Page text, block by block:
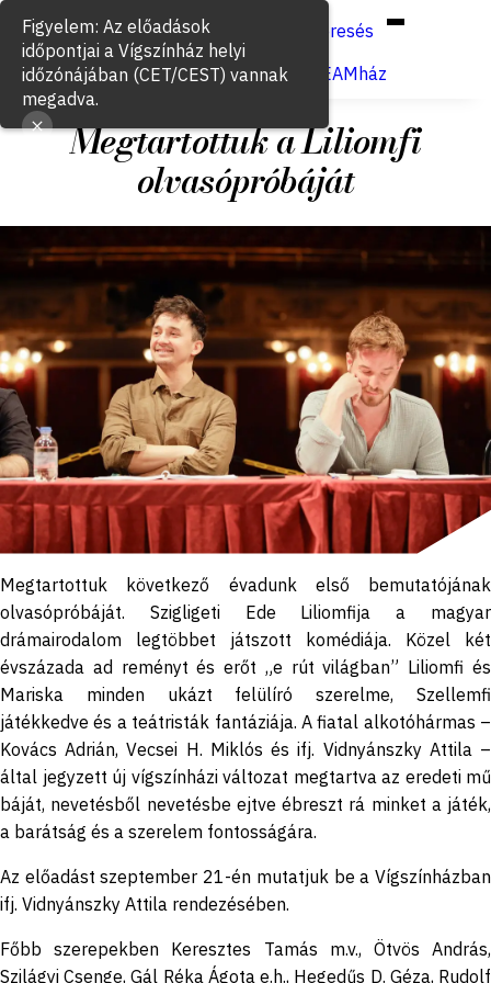
Keresés
Jegyvásárlás
VígSTREAMház
Megtartottuk a Liliomfi
olvasópróbáját
Megtartottuk következő évadunk első bemutatójának
olvasópróbáját. Szigligeti Ede Liliomfija a magyar
drámairodalom legtöbbet játszott komédiája. Közel két
évszázada ad reményt és erőt „e rút világban” Liliomfi és
Mariska minden ukázt felülíró szerelme, Szellemfi
játékkedve és a teátristák fantáziája. A fiatal alkotóhármas –
Kovács Adrián, Vecsei H. Miklós és ifj. Vidnyánszky Attila –
által jegyzett új vígszínházi változat megtartva az eredeti mű
báját, nevetésből nevetésbe ejtve ébreszt rá minket a játék,
a barátság és a szerelem fontosságára.
Az előadást szeptember 21-én mutatjuk be a Vígszínházban
ifj. Vidnyánszky Attila rendezésében.
Főbb szerepekben Keresztes Tamás m.v., Ötvös András,
Szilágyi Csenge, Gál Réka Ágota e.h., Hegedűs D. Géza, Rudolf
Figyelem: Az előadások
időpontjai a Vígszínház helyi
időzónájában (CET/CEST) vannak
megadva.